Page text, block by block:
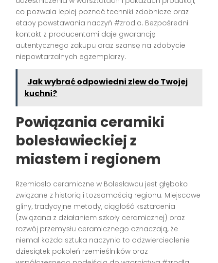
co pozwala lepiej poznać techniki zdobnicze oraz
etapy powstawania naczyń #zrodla. Bezpośredni
kontakt z producentami daje gwarancję
autentycznego zakupu oraz szansę na zdobycie
niepowtarzalnych egzemplarzy.
Jak wybrać odpowiedni zlew do Twojej
kuchni?
Powiązania ceramiki
bolesławieckiej z
miastem i regionem
Rzemiosło ceramiczne w Bolesławcu jest głęboko
związane z historią i tożsamością regionu. Miejscowe
gliny, tradycyjne metody, ciągłość kształcenia
(związana z działaniem szkoły ceramicznej) oraz
rozwój przemysłu ceramicznego oznaczają, że
niemal każda sztuka naczynia to odzwierciedlenie
dziesiątek pokoleń rzemieślników oraz